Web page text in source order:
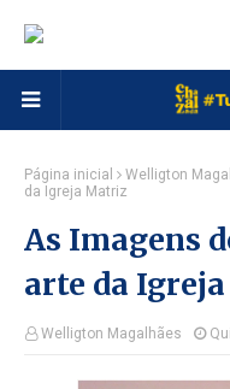
Página inicial Welligton
da Igreja Matriz
As Imagens
arte da
Welligton Magalhães